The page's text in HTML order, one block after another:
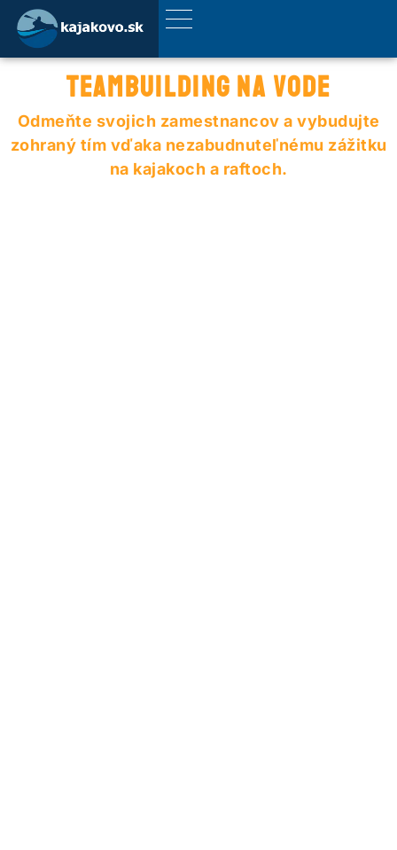
TEAMBUILDING NA VODE
Odmeňte svojich zamestnancov a vybudujte
zohraný tím vďaka nezabudnuteľnému zážitku
na kajakoch a raftoch.